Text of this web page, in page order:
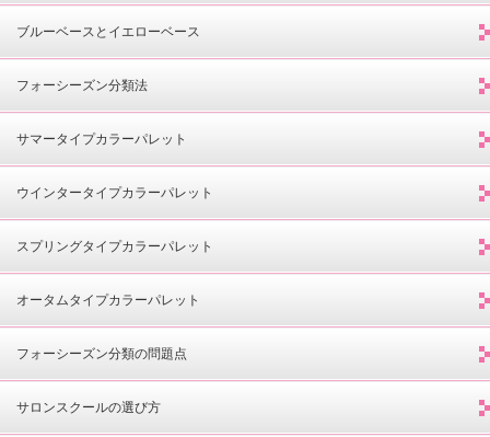
ブルーベースとイエローベース
フォーシーズン分類法
サマータイプカラーパレット
ウインタータイプカラーパレット
スプリングタイプカラーパレット
オータムタイプカラーパレット
フォーシーズン分類の問題点
サロンスクールの選び方